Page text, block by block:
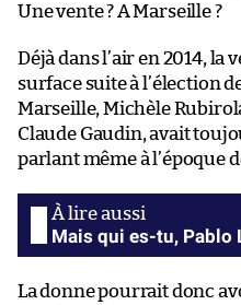
Une vente ? A Marseille ?
Déjà dans l’air en 2014, la
surface suite à l’élection
Marseille, Michèle
Claude Gaudin, avait
parlant même à l’époque
Mais qui es-tu, Pablo
La donne pourrait donc